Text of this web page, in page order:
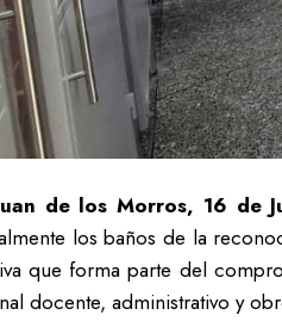
de los Morros, 16 de
los baños de la
que forma parte del
docente, administrativo y